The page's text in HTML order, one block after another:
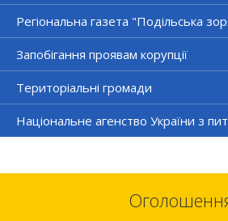
Регіональна газета "Подільська
Запобігання проявам корупції
Територіальні громади
Національне агенство України з